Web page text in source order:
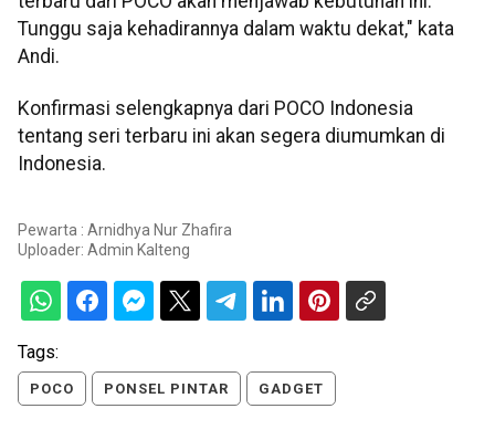
Tunggu saja kehadirannya dalam waktu dekat," kata
Andi.
Konfirmasi selengkapnya dari POCO Indonesia
tentang seri terbaru ini akan segera diumumkan di
Indonesia.
Pewarta : Arnidhya Nur Zhafira
Uploader: Admin Kalteng
Tags:
POCO PONSEL PINTAR GADGET